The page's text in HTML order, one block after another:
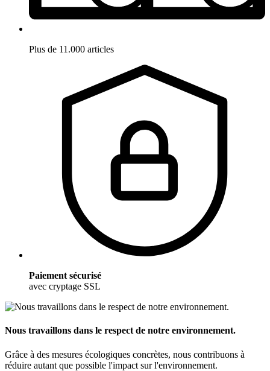
Plus de 11.000 articles
Paiement sécurisé
avec cryptage SSL
Nous travaillons dans le respect de notre environnement.
Grâce à des mesures écologiques concrètes, nous contribuons à
réduire autant que possible l'impact sur l'environnement.